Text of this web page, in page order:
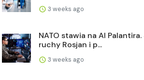
3 weeks ago
NATO stawia na AI
ruchy Rosjan i p...
3 weeks ago